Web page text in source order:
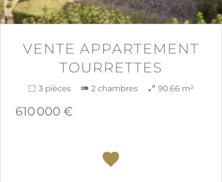
VENTE APPARTEMENT
TOURRETTES
3 pièces 2 chambres 90.66 m²
610 000 €